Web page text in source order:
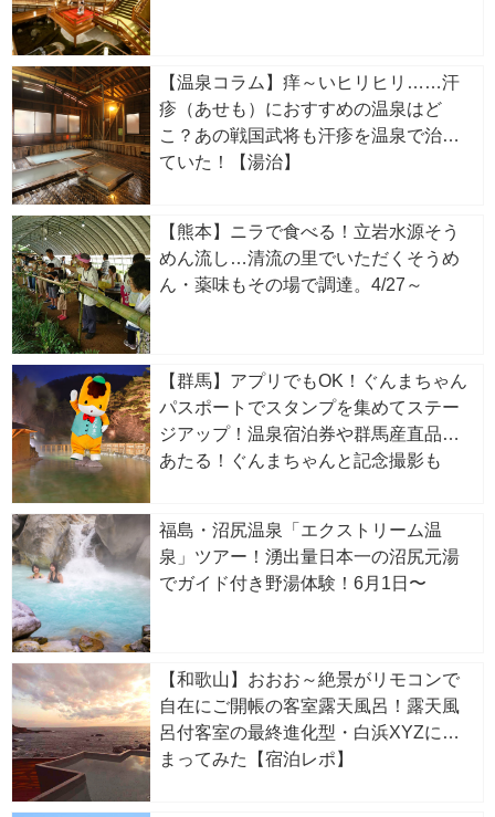
【温泉コラム】痒～いヒリヒリ……汗
疹（あせも）におすすめの温泉はど
こ？あの戦国武将も汗疹を温泉で治し
ていた！【湯治】
【熊本】ニラで食べる！立岩水源そう
めん流し…清流の里でいただくそうめ
ん・薬味もその場で調達。4/27～
【群馬】アプリでもOK！ぐんまちゃん
パスポートでスタンプを集めてステー
ジアップ！温泉宿泊券や群馬産直品が
あたる！ぐんまちゃんと記念撮影も
福島・沼尻温泉「エクストリーム温
泉」ツアー！湧出量日本一の沼尻元湯
でガイド付き野湯体験！6月1日〜
【和歌山】おおお～絶景がリモコンで
自在にご開帳の客室露天風呂！露天風
呂付客室の最終進化型・白浜XYZに泊
まってみた【宿泊レポ】